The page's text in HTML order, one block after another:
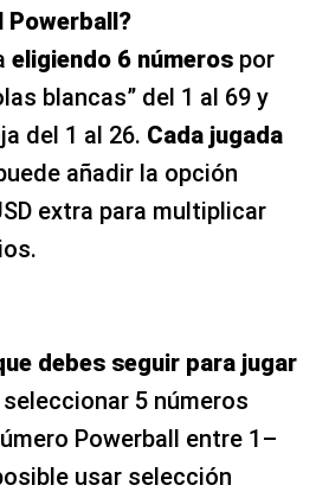
Powerball?
eligiendo 6 números por
blancas” del 1 al 69 y
del 1 al 26. Cada jugada
añadir la opción
extra para multiplicar
debes seguir para jugar
seleccionar 5 números
Powerball entre 1–
usar selección